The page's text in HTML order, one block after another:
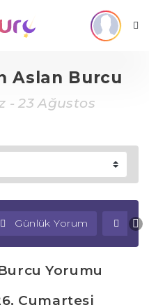
Aslan Burcu
- 23 Ağustos
Günlük Yorum
Yorumu
Cumartesi